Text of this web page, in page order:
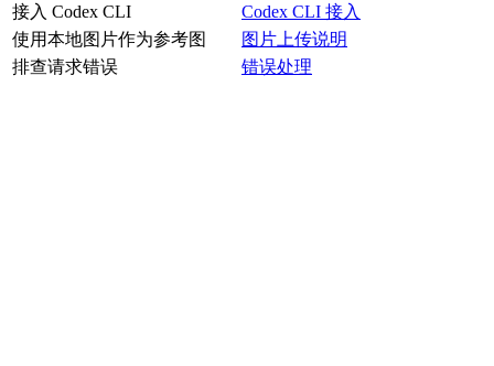
接入 Codex CLI
Codex CLI 接入
使用本地图片作为参考图
图片上传说明
排查请求错误
错误处理